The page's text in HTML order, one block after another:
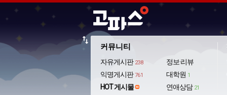
커뮤니티
자유게시판 238
익명게시판 761
HOT 게시물
정보·리뷰
대학원 1
연애상담 21
import_export